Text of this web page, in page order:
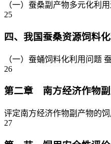
（一）蚕桑副产物多元化利
25
四、我国蚕桑资源饲料
（一）蚕蛹饲料化利用问题
26
第二章 南方经济作物
评定南方经济作物副产物的
27